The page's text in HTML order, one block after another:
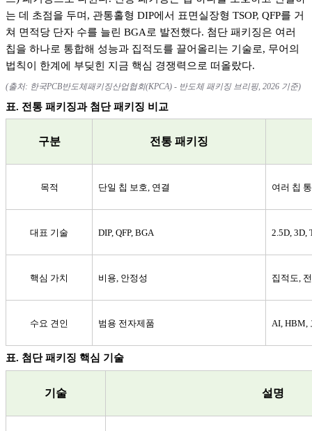
는 데 초점을 두며 , 관통홀형 DIP에서 표면실장형 TSOP, QFP를 거
쳐 면적당 단자 수를 늘린 BGA로 발전했다. 첨단 패키징은 여러
칩을 하나로 통합해 성능과 집적도를 끌어올리는 기술로, 무어의
법칙이 한계에 부딪힌 지금 핵심 경쟁력으로 떠올랐다.
(출처: 한국PCB반도체패키징산업협회(KPCA) - 반도체 패키징 브리핑, 2026 기준)
표. 전통 패키징과 첨단 패키징 비교
구분 전통 패키징
목적 단일 칩 보호, 연결 여러 칩
대표 기술 DIP, QFP, BGA 2.5D, 3D,
핵심 가치 비용, 안정성 집적도,
수요 견인 범용 전자제품 AI, HBM,
표. 첨단 패키징 핵심 기술
기술 설명